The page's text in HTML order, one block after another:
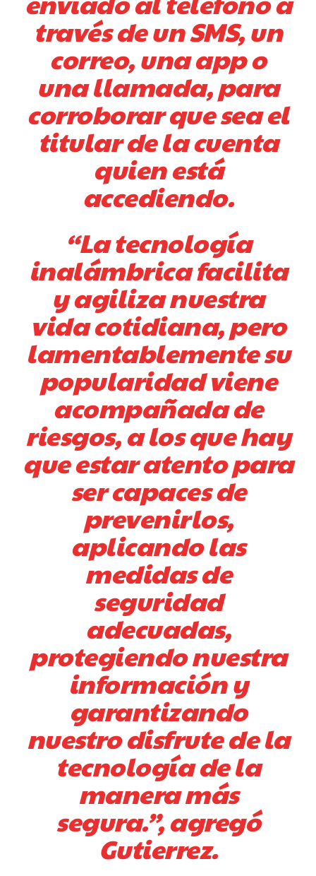
través de un SMS, un
correo, una app o
una llamada, para
corroborar que sea el
titular de la cuenta
quien está
accediendo.
“La tecnología
inalámbrica facilita
y agiliza nuestra
vida cotidiana, pero
lamentablemente su
popularidad viene
acompañada de
riesgos, a los que hay
que estar atento para
ser capaces de
prevenirlos,
aplicando las
medidas de
seguridad
adecuadas,
protegiendo nuestra
información y
garantizando
nuestro disfrute de la
tecnología de la
manera más
segura.”, agregó
Gutierrez.